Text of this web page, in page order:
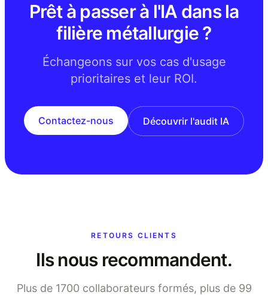
Prêt à passer à l'IA dans la
filière métallurgie ?
Échangeons sur vos cas d'usage
prioritaires et leur ROI.
Contactez-nous Découvrir l'audit IA
RETOURS CLIENTS
Ils nous recommandent.
Plus de 1700 collaborateurs formés, plus de 99